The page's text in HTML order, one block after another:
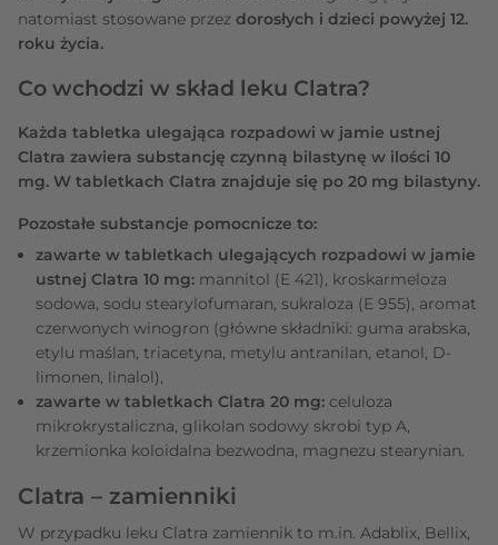
natomiast stosowane przez dorosłych i dzieci powyżej 12.
roku życia.
Co wchodzi w skład leku Clatra?
Każda tabletka ulegająca rozpadowi w jamie ustnej
Clatra zawiera substancję czynną bilastynę w ilości 10
mg. W tabletkach Clatra znajduje się po 20 mg bilastyny.
Pozostałe substancje pomocnicze to:
zawarte w tabletkach ulegających rozpadowi w jamie
ustnej Clatra 10 mg: mannitol (E 421), kroskarmeloza
sodowa, sodu stearylofumaran, sukraloza (E 955), aromat
czerwonych winogron (główne składniki: guma arabska,
etylu maślan, triacetyna, metylu antranilan, etanol, D-
limonen, linalol),
zawarte w tabletkach Clatra 20 mg: celuloza
mikrokrystaliczna, glikolan sodowy skrobi typ A,
krzemionka koloidalna bezwodna, magnezu stearynian.
Clatra – zamienniki
W przypadku leku Clatra zamiennik to m.in. Adablix, Bellix,